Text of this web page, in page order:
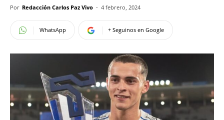
Por Redacción Carlos Paz Vivo - 4 febrero, 2024
WhatsApp + Seguinos en Google